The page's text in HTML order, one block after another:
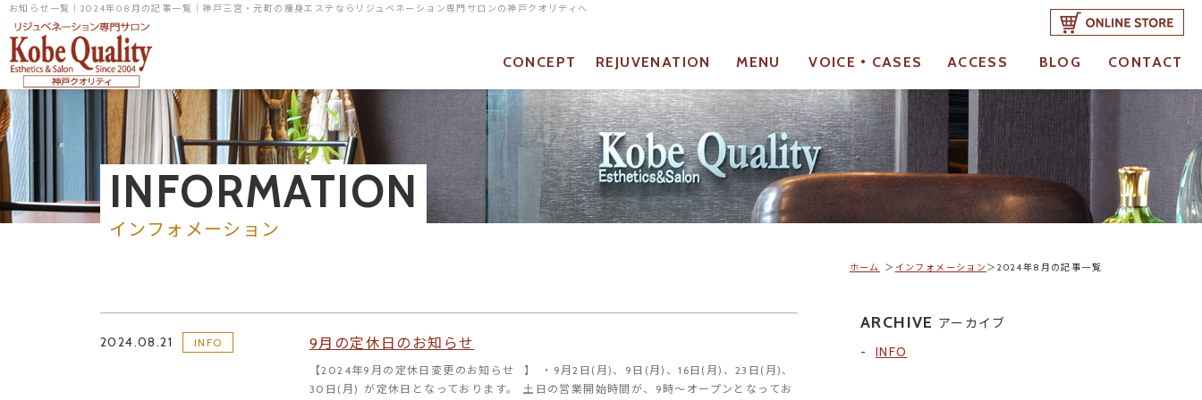
お知らせ一覧｜2024年08月の記事一覧｜神戸三宮・元町の痩身エステならリジュベネーション専門サロンの神戸クオリティへ
CONCEPT
当店について
REJUVENATION
リジュベネーションとは
MENU
メニュー
VOICE・CASES
お客様の声・成功事例
ACCESS
アクセス
BLOG
ブログ
CONTACT
ご予約・お問合せ
INFORMATION
インフォメーション
ホーム インフォメーション 2024年8月の記事一覧
2024.08.21 INFO 9月の定休日のお知らせ
【2024年9月の定休日変更のお知らせ⠀】 ・9月2日(月)、9日(月)、16日(月)、23日(月)、
30日(月) が定休日となっております。 土日の営業開始時間が、9時～オープンとなってお
ARCHIVE アーカイブ
INFO